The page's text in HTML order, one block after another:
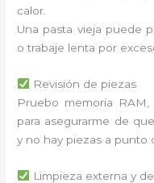
calor.
Una pasta vieja puede
o trabaje lenta por
Revisión de piezas
Pruebo memoria
para asegurarme de que
y no hay piezas a punto
Limpieza externa y